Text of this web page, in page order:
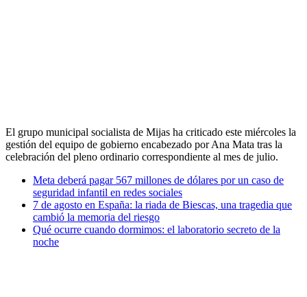
El grupo municipal socialista de Mijas ha criticado este miércoles la
gestión del equipo de gobierno encabezado por Ana Mata tras la
celebración del pleno ordinario correspondiente al mes de julio.
Meta deberá pagar 567 millones de dólares por un caso de
seguridad infantil en redes sociales
7 de agosto en España: la riada de Biescas, una tragedia que
cambió la memoria del riesgo
Qué ocurre cuando dormimos: el laboratorio secreto de la
noche